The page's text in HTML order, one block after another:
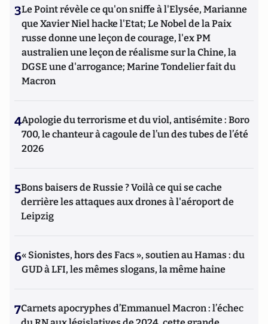
3Le Point révèle ce qu'on sniffe à l'Elysée, Marianne
que Xavier Niel hacke l'Etat; Le Nobel de la Paix
russe donne une leçon de courage, l'ex PM
australien une leçon de réalisme sur la Chine, la
DGSE une d'arrogance; Marine Tondelier fait du
Macron
4Apologie du terrorisme et du viol, antisémite : Boro
700, le chanteur à cagoule de l’un des tubes de l’été
2026
5Bons baisers de Russie ? Voilà ce qui se cache
derrière les attaques aux drones à l'aéroport de
Leipzig
6« Sionistes, hors des Facs », soutien au Hamas : du
GUD à LFI, les mêmes slogans, la même haine
7Carnets apocryphes d’Emmanuel Macron : l’échec